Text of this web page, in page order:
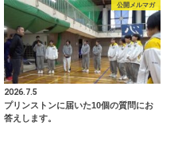
公開メルマガ
2026.7.5
プリンストンに届いた10個の質問にお
答えします。